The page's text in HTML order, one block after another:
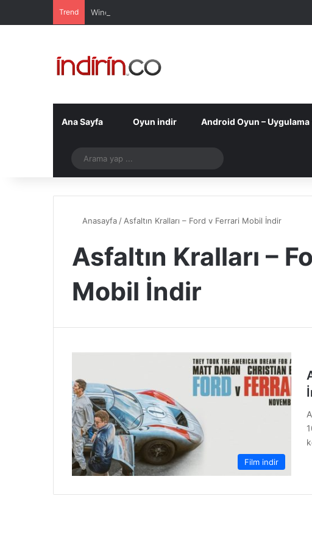
Trend Windows 10 Pro indir – Türkçe – Güncel 2025
Ana Sayfa Oyun indir Android Oyun – Uygulama
Telegram
yap
Anasayfa / Asfaltın Kralları – Ford v Ferrari Mobil İndir
Asfaltın Kralları –
Mobil İndir
Film indir